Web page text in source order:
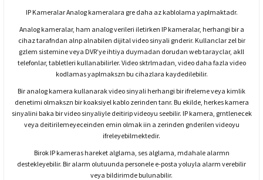
IP Kameralar Analog kameralara gre daha az kablolama yaplmaktadr.
Analog kameralar, ham analog verileri iletirken IP kameralar, herhangi bir a
cihaz tarafndan alnp alnabilen dijital video sinyali gnderir. Kullanclar zel bir
gzlem sistemine veya DVR’ye ihtiya duymadan dorudan web tarayclar, akll
telefonlar, tabletleri kullanabilirler. Video sktrlmadan, video daha fazla video
kodlamas yaplmakszn bu cihazlara kaydedilebilir.
Bir analog kamera kullanarak video sinyali herhangi bir ifreleme veya kimlik
denetimi olmakszn bir koaksiyel kablo zerinden tanr. Bu ekilde, herkes kamera
sinyalini baka bir video sinyaliyle deitirip videoyu seebilir. IP kamera, grntlenecek
veya deitirilemeyeceinden emin olmak iin a zerinden gnderilen videoyu
ifreleyebilmektedir.
Birok IP kameras hareket alglama, ses alglama, mdahale alarmn
destekleyebilir. Bir alarm olutuunda personele e-posta yoluyla alarm verebilir
veya bildirimde bulunabilir.